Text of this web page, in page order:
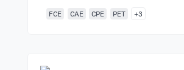
FCE CAE CPE PET +3